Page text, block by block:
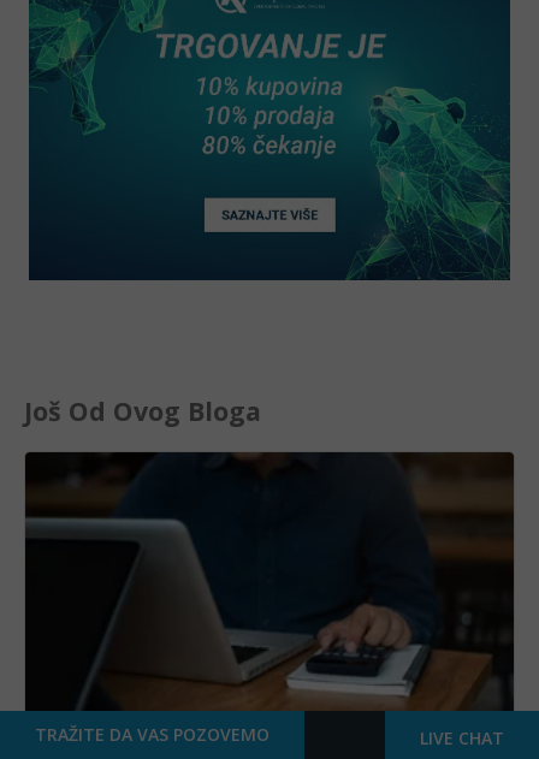
Još Od Ovog Bloga
TRAŽITE DA VAS POZOVEMO LIVE CHAT